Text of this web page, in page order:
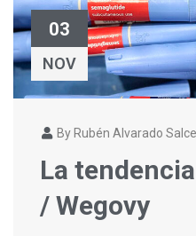
03
NOV
By Rubén Alvarado
La
/ Wegovy